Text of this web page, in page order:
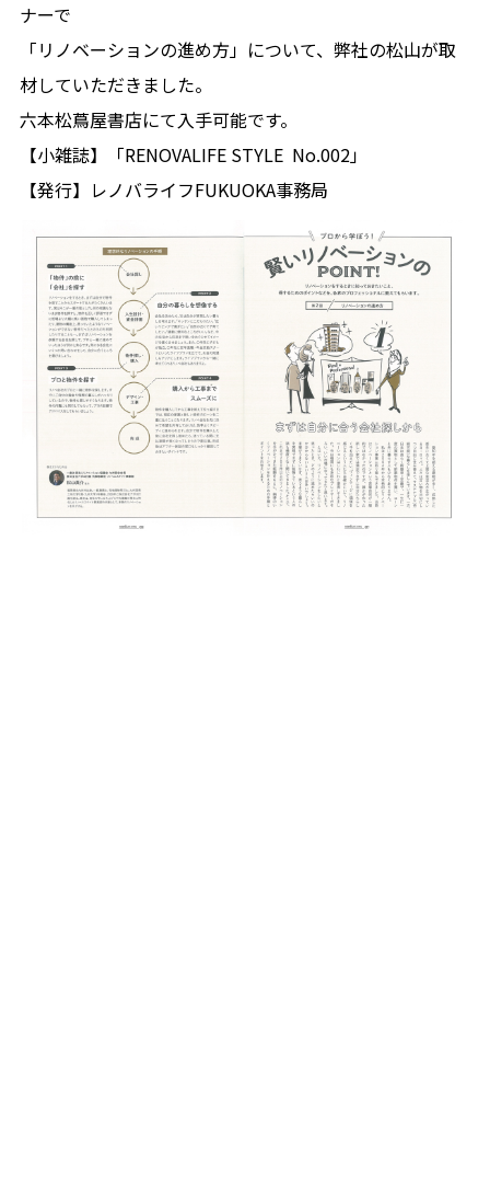
ナーで
「リノベーションの進め方」について、弊社の松山が取
材していただきました。
六本松蔦屋書店にて入手可能です。
【小雑誌】「RENOVALIFE STYLE No.002」
【発行】レノバライフFUKUOKA事務局